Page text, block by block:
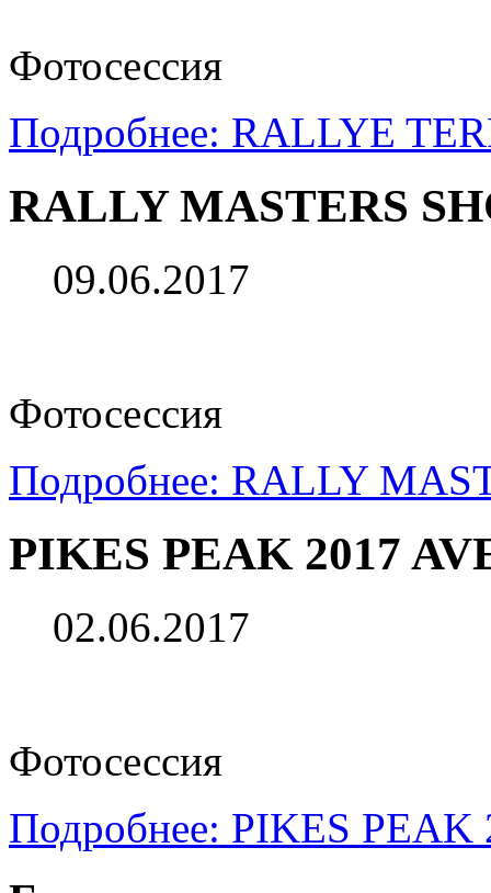
Фотосессия
Подробнее: RALLYE
RALLY MASTERS
09.06.2017
Фотосессия
Подробнее: RALLY
PIKES PEAK 2017
02.06.2017
Фотосессия
Подробнее: PIKES